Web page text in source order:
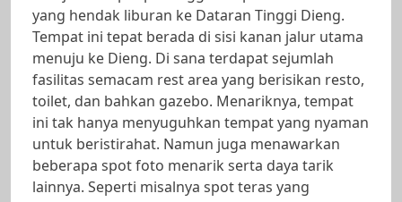
yang hendak liburan ke Dataran Tinggi Dieng.
Tempat ini tepat berada di sisi kanan jalur utama
menuju ke Dieng. Di sana terdapat sejumlah
fasilitas semacam rest area yang berisikan resto,
toilet, dan bahkan gazebo. Menariknya, tempat
ini tak hanya menyuguhkan tempat yang nyaman
untuk beristirahat. Namun juga menawarkan
beberapa spot foto menarik serta daya tarik
lainnya. Seperti misalnya spot teras yang